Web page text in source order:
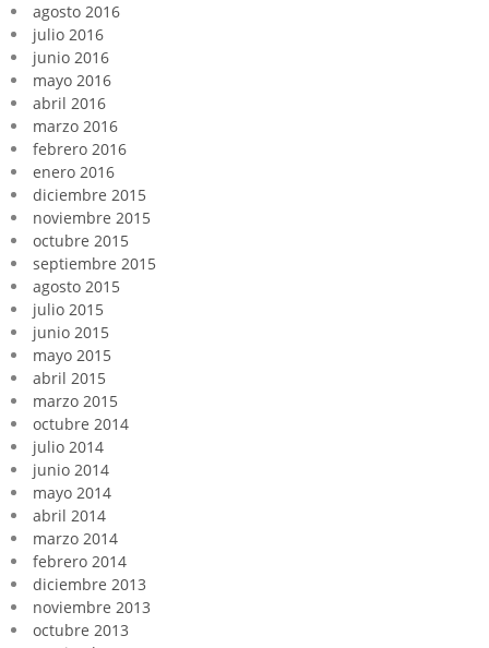
agosto 2016
julio 2016
junio 2016
mayo 2016
abril 2016
marzo 2016
febrero 2016
enero 2016
diciembre 2015
noviembre 2015
octubre 2015
septiembre 2015
agosto 2015
julio 2015
junio 2015
mayo 2015
abril 2015
marzo 2015
octubre 2014
julio 2014
junio 2014
mayo 2014
abril 2014
marzo 2014
febrero 2014
diciembre 2013
noviembre 2013
octubre 2013